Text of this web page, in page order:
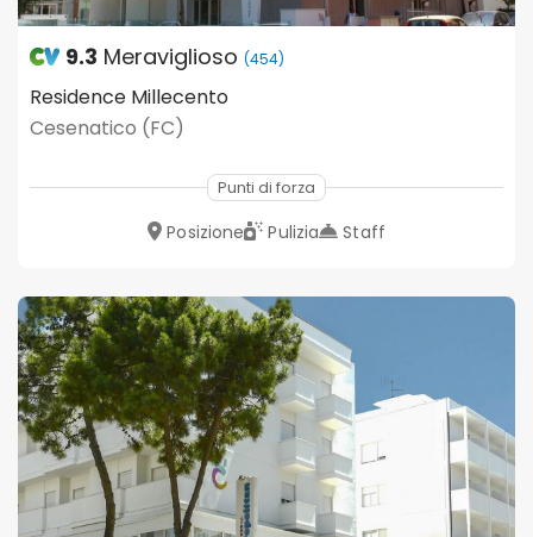
9.3 Meraviglioso (454)
Residence Millecento
Cesenatico (FC)
Punti di forza
Posizione Pulizia Staff